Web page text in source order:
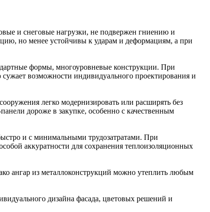
и снеговые нагрузки, не подвержен гниению и
но менее устойчивы к ударам и деформациям, а при
формы, многоуровневые конструкции. При
возможности индивидуального проектирования и
легко модернизировать или расширять без
дороже в закупке, особенно с качественным
и с минимальными трудозатратами. При
аккуратности для сохранения теплоизоляционных
ангар из металлоконструкций можно утеплить любым
дизайна фасада, цветовых решений и